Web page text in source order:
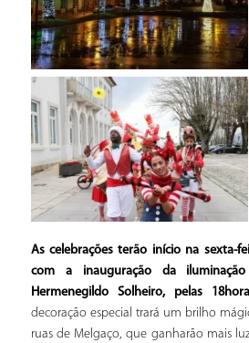
As celebrações terão início na sexta-
com a inauguração da
Hermenegildo Solheiro, pelas
decoração especial trará um brilho
ruas de Melgaço, que ganharão mais